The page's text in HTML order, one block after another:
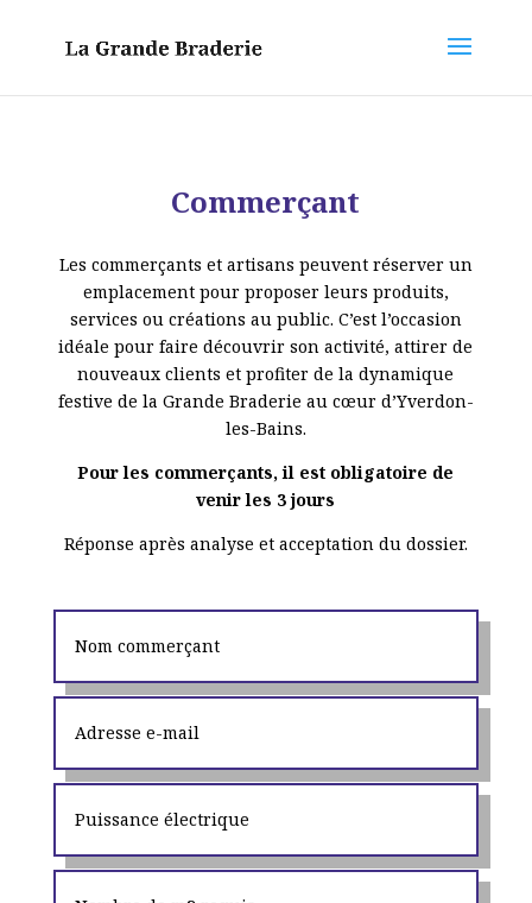
Commerçant
Les commerçants et artisans peuvent réserver un
emplacement pour proposer leurs produits,
services ou créations au public. C’est l’occasion
idéale pour faire découvrir son activité, attirer de
nouveaux clients et profiter de la dynamique
festive de la Grande Braderie au cœur d’Yverdon-
les-Bains.
Pour les commerçants, il est obligatoire de
venir les 3 jours
Réponse après analyse et acceptation du dossier.